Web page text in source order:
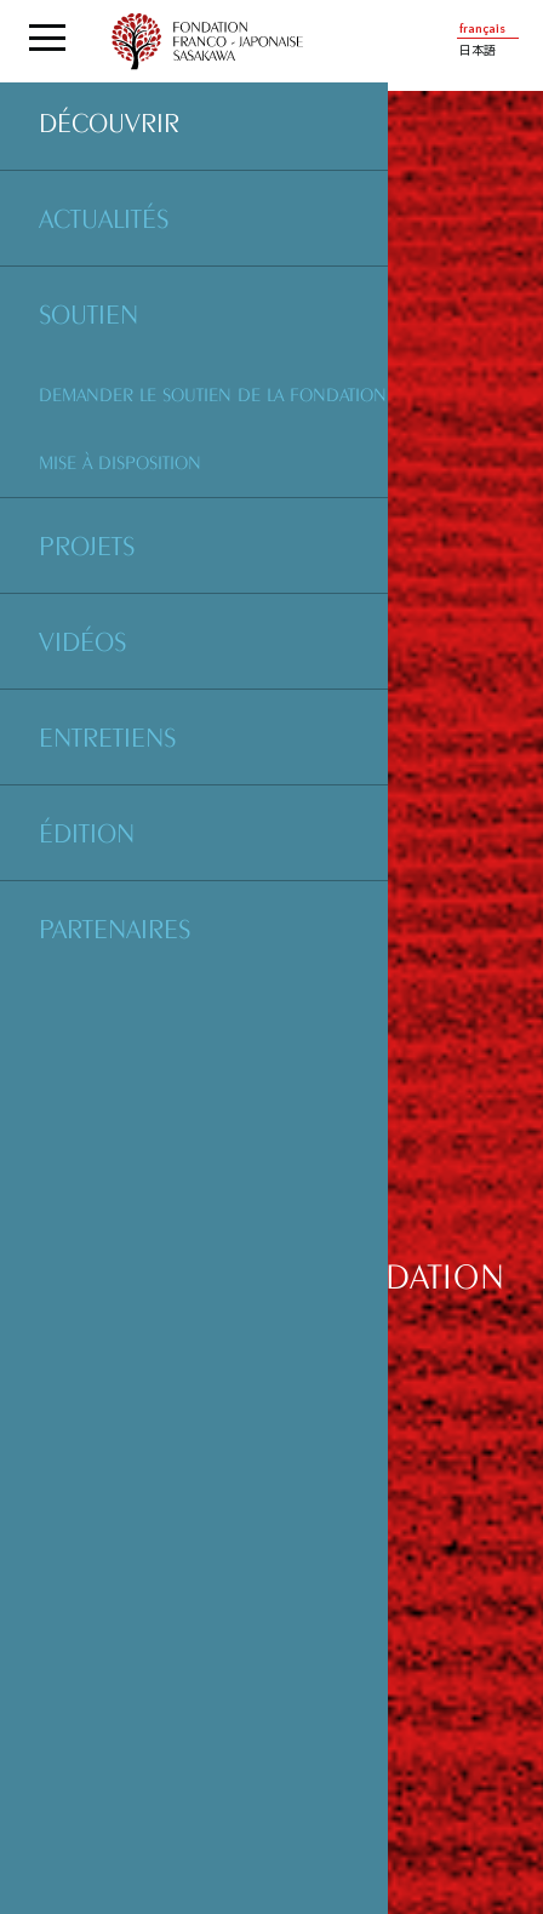
français
日本語
DÉCOUVRIR
ACTUALITÉS
SOUTIEN
DEMANDER LE SOUTIEN DE LA FONDATION
MISE À DISPOSITION
PROJETS
VIDÉOS
ENTRETIENS
ÉDITION
PARTENAIRES
LA FONDATION